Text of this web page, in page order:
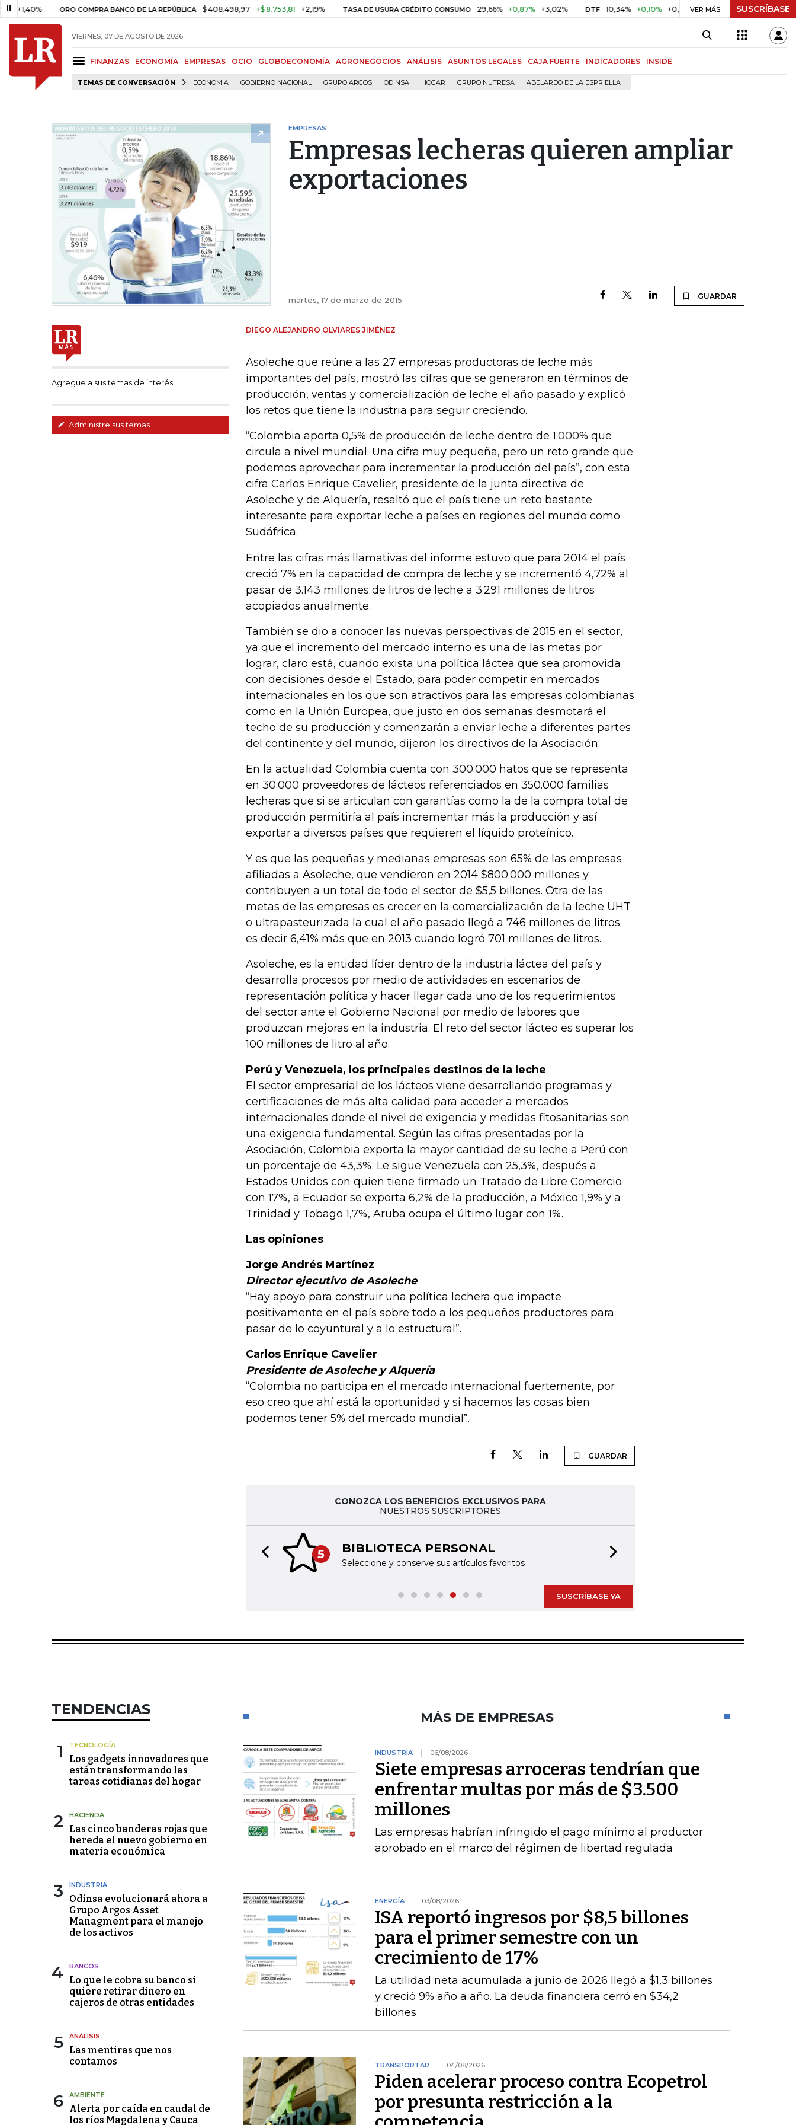
ORO COMPRA BANCO DE LA REPÚBLICA $ 408.498,97 +$ 8.753,81 +2,19% TASA DE USURA CRÉDITO CONSUMO 29,66% +0,87% +3,02% DTF 10,34% +0,10% +0,98% UVR $ 416,91 +$ 0,05 +0,01%
VER MÁS SUSCRÍBASE
VIERNES, 07 DE AGOSTO DE 2026
FINANZAS ECONOMÍA EMPRESAS OCIO GLOBOECONOMÍA AGRONEGOCIOS ANÁLISIS ASUNTOS LEGALES CAJA FUERTE INDICADORES INSIDE
TEMAS DE CONVERSACIÓN ECONOMÍA GOBIERNO NACIONAL GRUPO ARGOS ODINSA HOGAR GRUPO NUTRESA ABELARDO DE LA ESPRIELLA
EMPRESAS
Empresas lecheras quieren ampliar
exportaciones
martes, 17 de marzo de 2015 GUARDAR
Agregue a sus temas de interés
Administre sus temas
DIEGO ALEJANDRO OLVIARES JIMÉNEZ
Asoleche que reúne a las 27 empresas productoras de leche más
importantes del país, mostró las cifras que se generaron en términos de
producción, ventas y comercialización de leche el año pasado y explicó
los retos que tiene la industria para seguir creciendo.
“Colombia aporta 0,5% de producción de leche dentro de 1.000% que
circula a nivel mundial. Una cifra muy pequeña, pero un reto grande que
podemos aprovechar para incrementar la producción del país”, con esta
cifra Carlos Enrique Cavelier, presidente de la junta directiva de
Asoleche y de Alquería, resaltó que el país tiene un reto bastante
interesante para exportar leche a países en regiones del mundo como
Sudáfrica.
Entre las cifras más llamativas del informe estuvo que para 2014 el país
creció 7% en la capacidad de compra de leche y se incrementó 4,72% al
pasar de 3.143 millones de litros de leche a 3.291 millones de litros
acopiados anualmente.
También se dio a conocer las nuevas perspectivas de 2015 en el sector,
ya que el incremento del mercado interno es una de las metas por
lograr, claro está, cuando exista una política láctea que sea promovida
con decisiones desde el Estado, para poder competir en mercados
internacionales en los que son atractivos para las empresas colombianas
como en la Unión Europea, que justo en dos semanas desmotará el
techo de su producción y comenzarán a enviar leche a diferentes partes
del continente y del mundo, dijeron los directivos de la Asociación.
En la actualidad Colombia cuenta con 300.000 hatos que se representa
en 30.000 proveedores de lácteos referenciados en 350.000 familias
lecheras que si se articulan con garantías como la de la compra total de
producción permitiría al país incrementar más la producción y así
exportar a diversos países que requieren el líquido proteínico.
Y es que las pequeñas y medianas empresas son 65% de las empresas
afiliadas a Asoleche, que vendieron en 2014 $800.000 millones y
contribuyen a un total de todo el sector de $5,5 billones. Otra de las
metas de las empresas es crecer en la comercialización de la leche UHT
o ultrapasteurizada la cual el año pasado llegó a 746 millones de litros
es decir 6,41% más que en 2013 cuando logró 701 millones de litros.
Asoleche, es la entidad líder dentro de la industria láctea del país y
desarrolla procesos por medio de actividades en escenarios de
representación política y hacer llegar cada uno de los requerimientos
del sector ante el Gobierno Nacional por medio de labores que
produzcan mejoras en la industria. El reto del sector lácteo es superar los
100 millones de litro al año.
Perú y Venezuela, los principales destinos de la leche
El sector empresarial de los lácteos viene desarrollando programas y
certificaciones de más alta calidad para acceder a mercados
internacionales donde el nivel de exigencia y medidas fitosanitarias son
una exigencia fundamental. Según las cifras presentadas por la
Asociación, Colombia exporta la mayor cantidad de su leche a Perú con
un porcentaje de 43,3%. Le sigue Venezuela con 25,3%, después a
Estados Unidos con quien tiene firmado un Tratado de Libre Comercio
con 17%, a Ecuador se exporta 6,2% de la producción, a México 1,9% y a
Trinidad y Tobago 1,7%, Aruba ocupa el último lugar con 1%.
Las opiniones
Jorge Andrés Martínez
Director ejecutivo de Asoleche
“Hay apoyo para construir una política lechera que impacte
positivamente en el país sobre todo a los pequeños productores para
pasar de lo coyuntural y a lo estructural”.
Carlos Enrique Cavelier
Presidente de Asoleche y Alquería
“Colombia no participa en el mercado internacional fuertemente, por
eso creo que ahí está la oportunidad y si hacemos las cosas bien
podemos tener 5% del mercado mundial”.
GUARDAR
CONOZCA LOS BENEFICIOS EXCLUSIVOS PARA
NUESTROS SUSCRIPTORES
5 BIBLIOTECA PERSONAL
Seleccione y conserve sus artículos favoritos
Previous slide
SUSCRÍBASE YA
TENDENCIAS
1 TECNOLOGÍA
Los gadgets innovadores que
están transformando las
tareas cotidianas del hogar
2 HACIENDA
Las cinco banderas rojas que
hereda el nuevo gobierno en
materia económica
3 INDUSTRIA
Odinsa evolucionará ahora a
Grupo Argos Asset
Managment para el manejo
de los activos
4 BANCOS
Lo que le cobra su banco si
quiere retirar dinero en
cajeros de otras entidades
5 ANÁLISIS
Las mentiras que nos
contamos
6 AMBIENTE
Alerta por caída en caudal de
los ríos Magdalena y Cauca
MÁS DE EMPRESAS
INDUSTRIA 06/08/2026
Siete empresas arroceras tendrían que
enfrentar multas por más de $3.500
millones
Las empresas habrían infringido el pago mínimo al productor
aprobado en el marco del régimen de libertad regulada
ENERGÍA 03/08/2026
ISA reportó ingresos por $8,5 billones
para el primer semestre con un
crecimiento de 17%
La utilidad neta acumulada a junio de 2026 llegó a $1,3 billones
y creció 9% año a año. La deuda financiera cerró en $34,2
billones
TRANSPORTAR 04/08/2026
Piden acelerar proceso contra Ecopetrol
por presunta restricción a la